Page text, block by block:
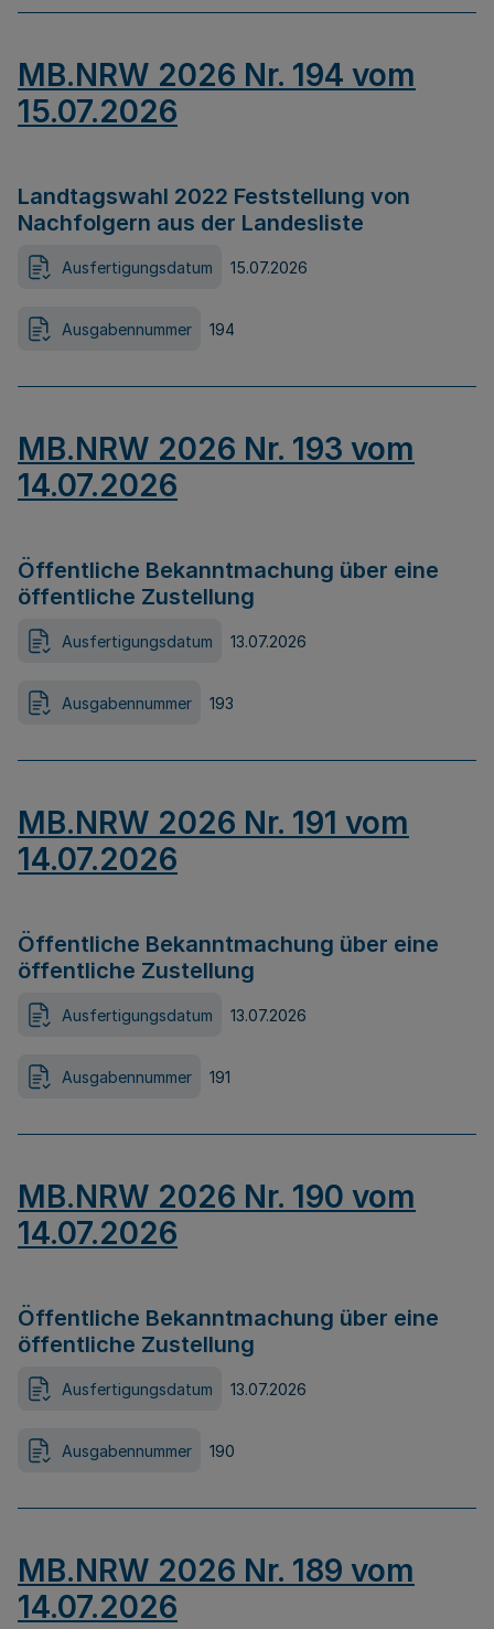
MB.NRW 2026 Nr. 194 vom
15.07.2026
Landtagswahl 2022 Feststellung von
Nachfolgern aus der Landesliste
Ausfertigungsdatum 15.07.2026
Ausgabennummer 194
MB.NRW 2026 Nr. 193 vom
14.07.2026
Öffentliche Bekanntmachung über eine
öffentliche Zustellung
Ausfertigungsdatum 13.07.2026
Ausgabennummer 193
MB.NRW 2026 Nr. 191 vom
14.07.2026
Öffentliche Bekanntmachung über eine
öffentliche Zustellung
Ausfertigungsdatum 13.07.2026
Ausgabennummer 191
MB.NRW 2026 Nr. 190 vom
14.07.2026
Öffentliche Bekanntmachung über eine
öffentliche Zustellung
Ausfertigungsdatum 13.07.2026
Ausgabennummer 190
MB.NRW 2026 Nr. 189 vom
14.07.2026